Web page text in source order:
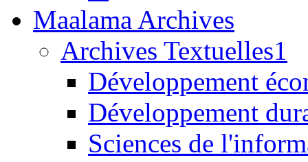
Maalama Archives
Archives Textuelles1
Développement
Développement
Sciences de